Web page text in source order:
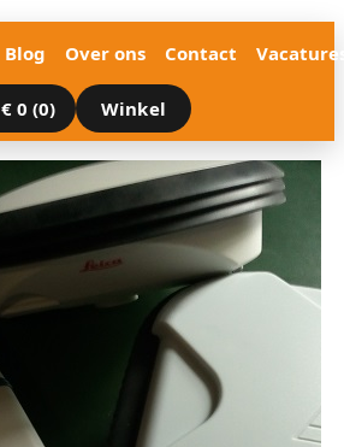
Blog Over ons Contact
€0 (0) Winkel